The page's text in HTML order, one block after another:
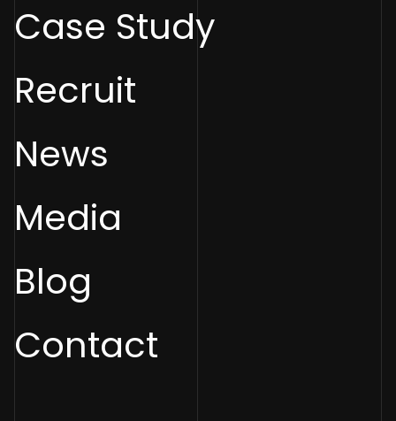
Case Study
Recruit
News
Media
Blog
Contact